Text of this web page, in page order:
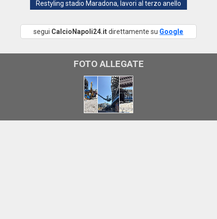
Restyling stadio Maradona, lavori al terzo anello
segui CalcioNapoli24.itdirettamente su Google
FOTO ALLEGATE